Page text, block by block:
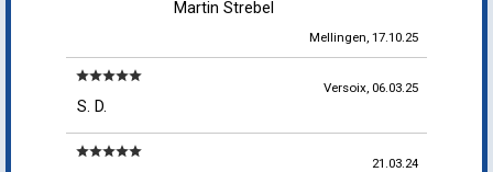
Martin Strebel
Mellingen, 17.10.25
starstarstarstarstar
S. D.
Versoix, 06.03.25
starstarstarstarstar
21.03.24